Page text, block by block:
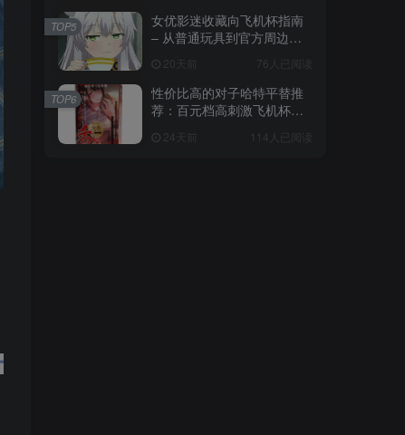
女优影迷收藏向飞机杯指南
– 从普通玩具到官方周边的
20天前 76人已阅读
TOP5
性价比高的对子哈特平替推
荐：百元档高刺激飞机杯选
24天前 114人已阅读
TOP6